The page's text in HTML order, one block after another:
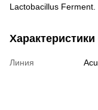
Lactobacillus Ferment.
Характеристики
Линия Acu